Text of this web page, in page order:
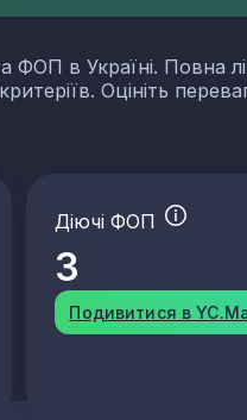
ФОП в Україні. Повна
Оцініть
Діючі ФОП
3
Подивитися в